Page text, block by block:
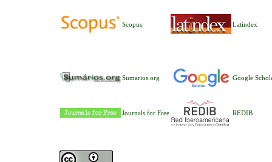
Scopus Latindex
Sumarios.org Google
Journals for Free REDIB